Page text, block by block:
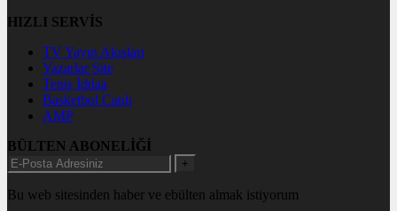
HIZLI SERVİS
TV Yayın Akışları
Yazarlar Site
Tenis İddaa
Basketbol Canlı
AMP
BÜLTEN ABONELİĞİ
+
Bu web sitesinden haber ve ebülten almak istiyorum